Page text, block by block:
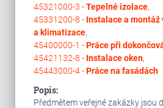
45321000-3 -Tepelné izolace,
45331200-8 - Instalace a montáž
a klimatizace,
45400000-1 -Práce při
45421132-8 - Instalace oken,
45443000-4 -Práce na fasádách
Popis:
Předmětem veřejné zakázky jsou